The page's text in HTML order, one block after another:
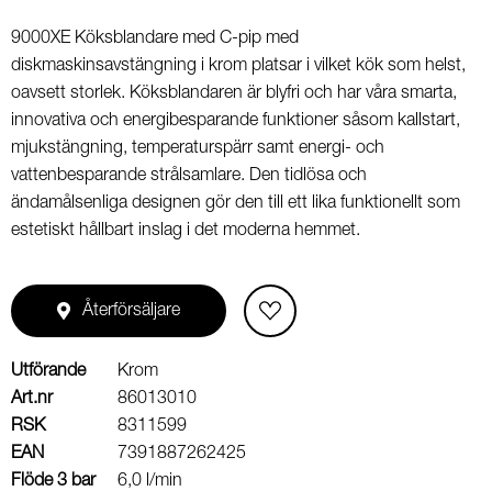
9000XE Köksblandare med C-pip med
diskmaskinsavstängning i krom platsar i vilket kök som helst,
oavsett storlek. Köksblandaren är blyfri och har våra smarta,
innovativa och energibesparande funktioner såsom kallstart,
mjukstängning, temperaturspärr samt energi- och
vattenbesparande strålsamlare. Den tidlösa och
ändamålsenliga designen gör den till ett lika funktionellt som
estetiskt hållbart inslag i det moderna hemmet.
Återförsäljare
Utförande
Krom
Art.nr
86013010
RSK
8311599
EAN
7391887262425
Flöde 3 bar
6,0 l/min